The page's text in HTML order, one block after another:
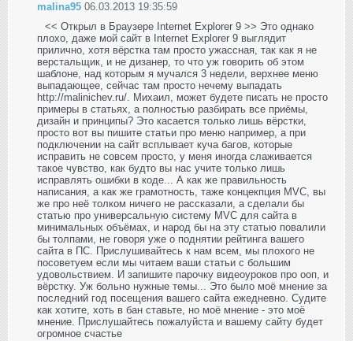
malina95 06.03.2013 19:35:59
<< Открыл в Браузере Internet Explorer 9 >> Это однако
плохо, даже мой сайт в Internet Explorer 9 выглядит
прилично, хотя вёрстка там просто ужассная, так как я не
верстальщик, и не дизанер, то что уж говорить об этом
шаблоне, над которым я мучался 3 недели, верхнее меню
выпадающее, сейчас там просто нечему выпадать
http://malinichev.ru/. Михаил, может будете писать не просто
примеры в статьях, а полностью разбирать все приёмы,
дизайн и принципы? Это касается только лишь вёрстки,
просто вот вы пишите статьи про меню например, а при
подключении на сайт всплывает куча багов, которые
исправить не совсем просто, у меня иногда слаживается
такое чувство, как будто вы нас учите только лишь
исправлять ошибки в коде... А как же правильность
написания, а как же грамотность, таже концекпция MVC, вы
же про неё толком ничего не рассказали, а сделали бы
статью про универсальную систему MVC для сайта в
минимальных объёмах, и народ бы на эту статью повалили
бы толпами, не говоря уже о поднятии рейтинга вашего
сайта в ПС. Прислушивайтесь к нам всем, мы плохого не
посоветуем если мы читаем ваши статьи с большим
удовольствием. И запишите парочку видеоуроков про ооп, и
вёрстку. Уж больно нужные темы... Это было моё мнение за
последний год посещения вашего сайта ежедневно. Судите
как хотите, хоть в бан ставьте, но моё мнение - это моё
мнение. Прислушайтесь пожалуйста и вашему сайту будет
огромное счастье